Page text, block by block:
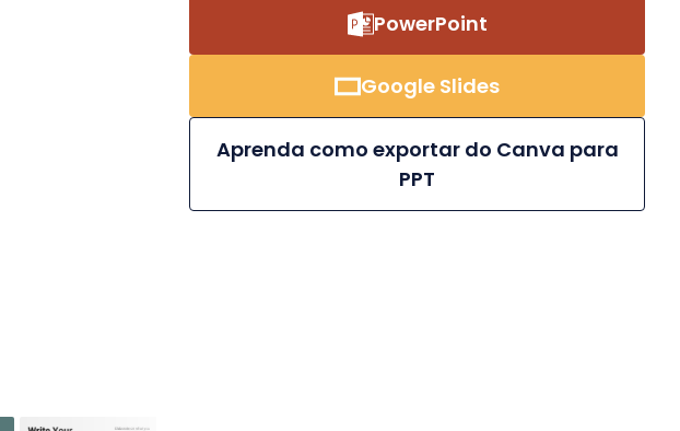
PowerPoint
Google Slides
Aprenda como exportar do Canva para
PPT